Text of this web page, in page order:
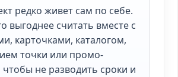
редко живет сам по себе.
выгоднее считать вместе с
карточками, каталогом,
точки или промо-
не разводить сроки и